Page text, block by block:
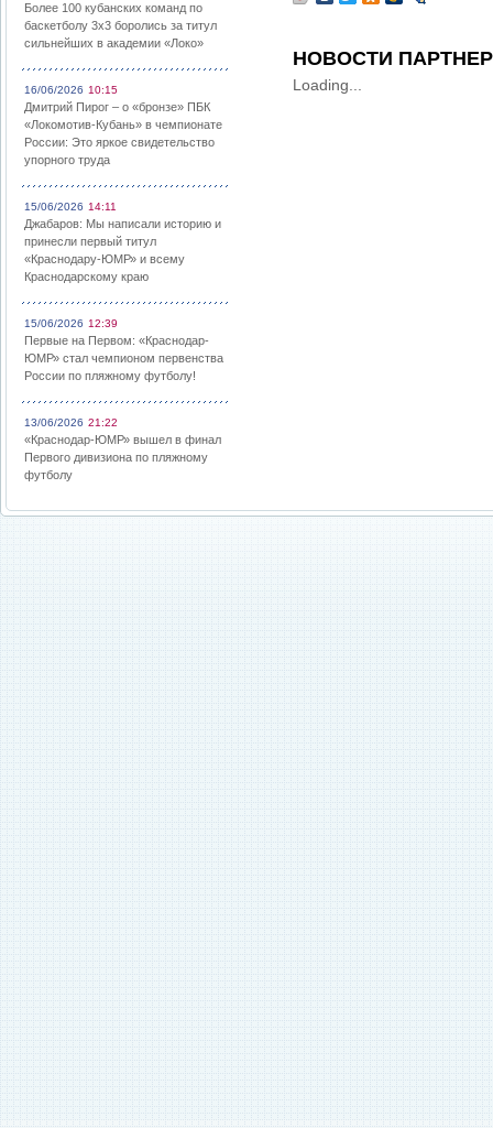
Более 100 кубанских команд по
баскетболу 3х3 боролись за титул
сильнейших в академии «Локо»
16/06/2026 10:15
Дмитрий Пирог – о «бронзе» ПБК
«Локомотив-Кубань» в чемпионате
России: Это яркое свидетельство
упорного труда
15/06/2026 14:11
Джабаров: Мы написали историю и
принесли первый титул
«Краснодару-ЮМР» и всему
Краснодарскому краю
15/06/2026 12:39
Первые на Первом: «Краснодар-
ЮМР» стал чемпионом первенства
России по пляжному футболу!
13/06/2026 21:22
«Краснодар-ЮМР» вышел в финал
Первого дивизиона по пляжному
футболу
НОВОСТИ
Loading...